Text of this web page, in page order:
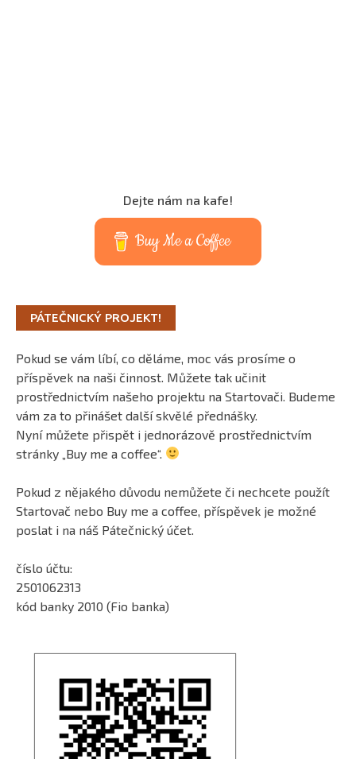
Dejte nám na kafe!
Buy Me a Coffee
PÁTEČNICKÝ PROJEKT!
Pokud se vám líbí, co děláme, moc vás prosíme o
příspěvek na naši činnost. Můžete tak učinit
prostřednictvím našeho projektu na Startovači. Budeme
vám za to přinášet další skvělé přednášky.
Nyní můžete přispět i jednorázově prostřednictvím
stránky „Buy me a coffee“.
Pokud z nějakého důvodu nemůžete či nechcete použít
Startovač nebo Buy me a coffee, příspěvek je možné
poslat i na náš Pátečnický účet.
číslo účtu:
2501062313
kód banky 2010 (Fio banka)